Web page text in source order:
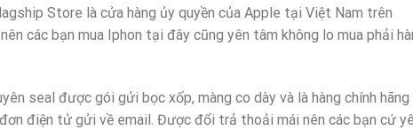
Store là cửa hàng ủy quyền của Apple tại Việt Nam trên
các bạn mua Iphon tại đây cũng yên tâm không lo mua phải
seal được gói gửi bọc xốp, màng co dày và là hàng chính hãng
điện tử gửi về email. Được đổi trả thoải mái nên các bạn cứ